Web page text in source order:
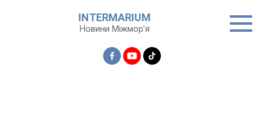
INTERMARIUM
Новини Міжмор'я